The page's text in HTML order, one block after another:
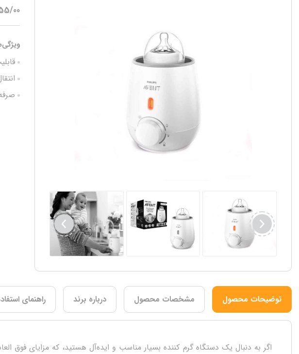
00
توضیحات محصول مشخصات محصول درباره برند راهنمای
اگر به دنبال یک دستگاه گرم کننده بسیار مناسب و ایده‌آل هستید، که مزایای فوق